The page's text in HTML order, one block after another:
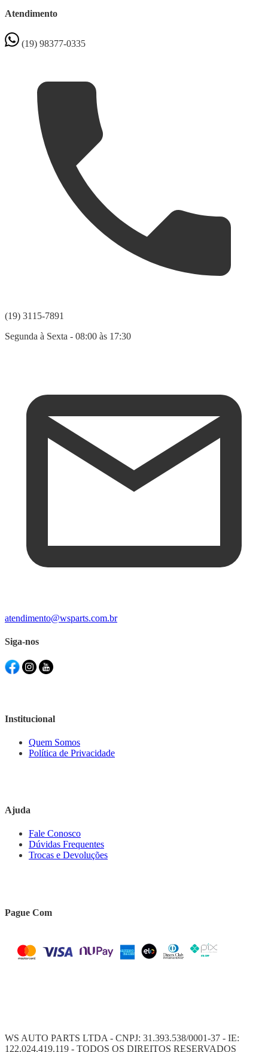
Atendimento
(19) 98377-0335
(19) 3115-7891
Segunda à Sexta - 08:00 às 17:30
atendimento@wsparts.com.br
Siga-nos
Institucional
Quem Somos
Política de Privacidade
Ajuda
Fale Conosco
Dúvidas Frequentes
Trocas e Devoluções
Pague Com
WS AUTO PARTS LTDA - CNPJ: 31.393.538/0001-37 - IE:
122.024.419.119 - TODOS OS DIREITOS RESERVADOS